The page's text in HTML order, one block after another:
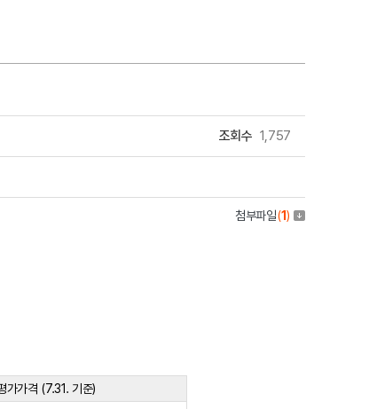
조회수 1,757
첨부파일(1)
가가격 (7.31. 기준)